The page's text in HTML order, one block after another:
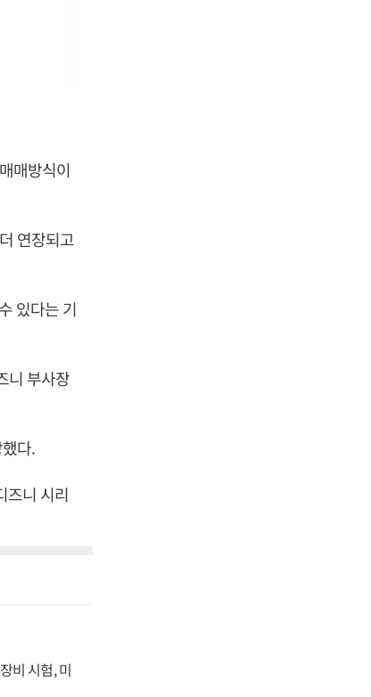
매방식이
연장되고
있다는 기
니 부사장
다.
즈니 시리
비 시험, 미